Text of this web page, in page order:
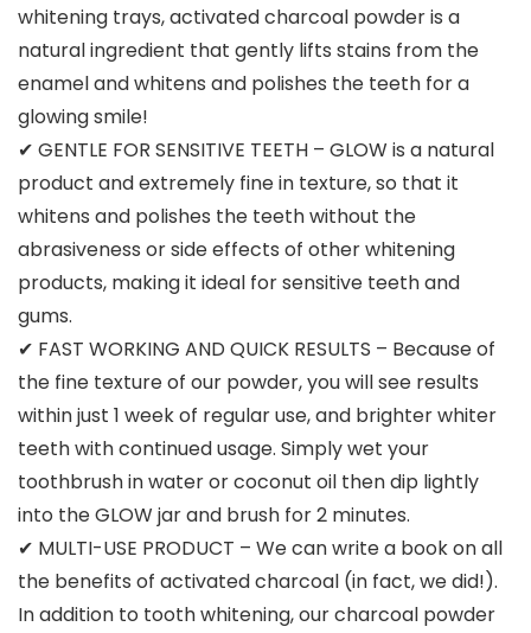
whitening trays, activated charcoal powder is a
natural ingredient that gently lifts stains from the
enamel and whitens and polishes the teeth for a
glowing smile!
✔ GENTLE FOR SENSITIVE TEETH – GLOW is a natural
product and extremely fine in texture, so that it
whitens and polishes the teeth without the
abrasiveness or side effects of other whitening
products, making it ideal for sensitive teeth and
gums.
✔ FAST WORKING AND QUICK RESULTS – Because of
the fine texture of our powder, you will see results
within just 1 week of regular use, and brighter whiter
teeth with continued usage. Simply wet your
toothbrush in water or coconut oil then dip lightly
into the GLOW jar and brush for 2 minutes.
✔ MULTI-USE PRODUCT – We can write a book on all
the benefits of activated charcoal (in fact, we did!).
In addition to tooth whitening, our charcoal powder